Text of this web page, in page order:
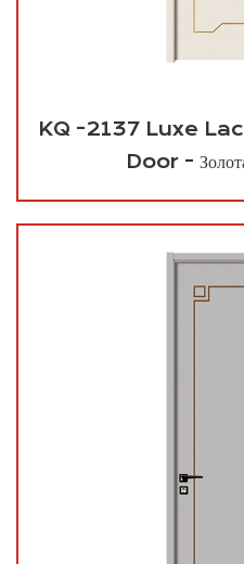
KQ -2137 Luxe
Door -